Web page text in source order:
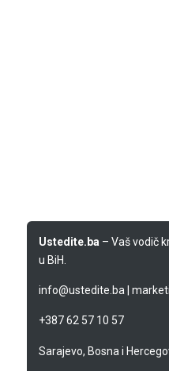
Ustedite.ba – Vaš vodič
u BiH.
info@ustedite.ba
+387 62 57 10 57
Sarajevo, Bosna i